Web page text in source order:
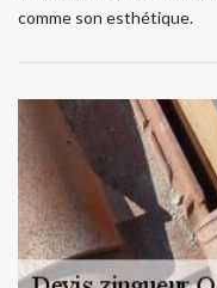
comme son esthétique.